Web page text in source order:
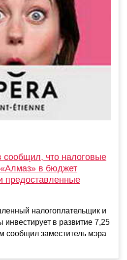
что налоговые
в бюджет
предоставленные
налогоплательщик и
инвестирует в развитие 7,25
сообщил заместитель мэра